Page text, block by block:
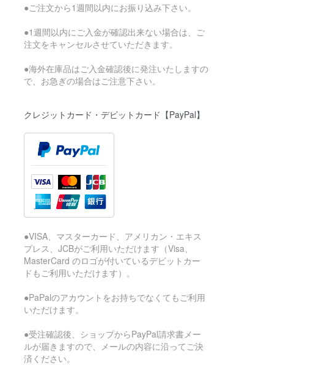
●ご注文から1週間以内にお振り込み下さい。
●1週間以内にご入金が確認出来ない場合は、ご
注文をキャンセルさせていただきます。
●海外在庫品はご入金確認後に発注いたしますの
で、お急ぎの場合はご注意下さい。
クレジットカード・デビットカード【PayPal】
●VISA、マスターカード、アメリカン・エキス
プレス、JCBがご利用いただけます（Visa、
MasterCard のロゴが付いているデビットカー
ドもご利用いただけます）。
●PaPalのアカウントをお持ちでなくてもご利用
いただけます。
●受注確認後、ショップからPayPal請求書メー
ルが届きますので、メールの内容に沿ってご決
済ください。